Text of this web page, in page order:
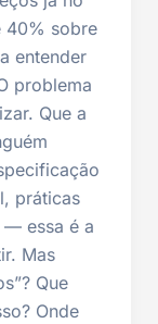
40% sobre
entender
problema
Que a
práticas
essa é a
Mas
Que
Onde